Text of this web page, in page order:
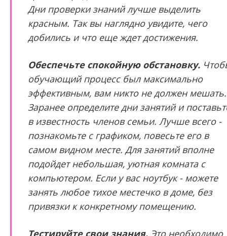
Дни проверки знаний лучше выделить
красным. Так вы наглядно увидите, чего
добились и что еще ждет достижения.
Обеспечьте спокойную обстановку.
обучающий процесс был максимально
эффективным, вам никто не должен мешать.
Заранее определите дни занятий и
в известность членов семьи. Лучше всего -
познакомьте с графиком, повесьте его в
самом видном месте. Для занятий вполне
подойдет небольшая, уютная комната с
компьютером. Если у вас ноутбук - можете
занять любое тихое местечко в доме, без
привязки к конкретному помещению.
Тестируйте свои знания. Это необходимо